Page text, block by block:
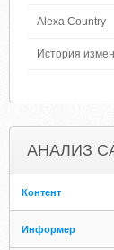
Alexa Country
История
АНАЛИЗ
Контент
Информер